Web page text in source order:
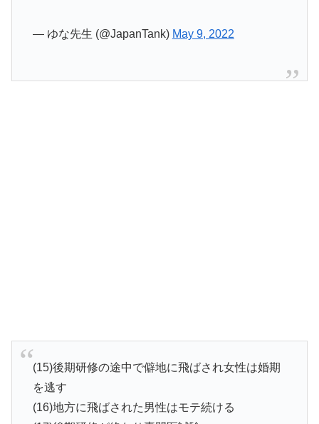
— ゆな先生 (@JapanTank) May 9, 2022
(15)後期研修の途中で僻地に飛ばされ女性は婚期
を逃す
(16)地方に飛ばされた男性はモテ続ける